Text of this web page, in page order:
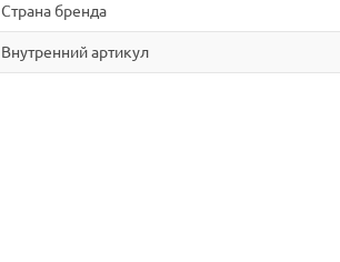
Страна бренда
Внутренний артикул